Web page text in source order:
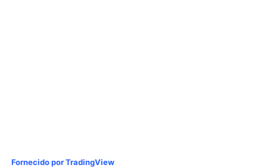
Fornecido por TradingView